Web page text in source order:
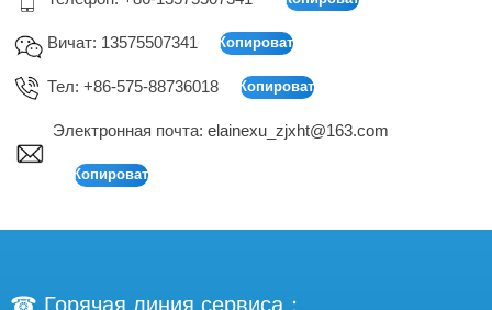
Вичат: 13575507341
Тел: +86-575-88736018
Электронная почта: elainexu_zjxht@163.com
☎ Горячая линия сервиса：